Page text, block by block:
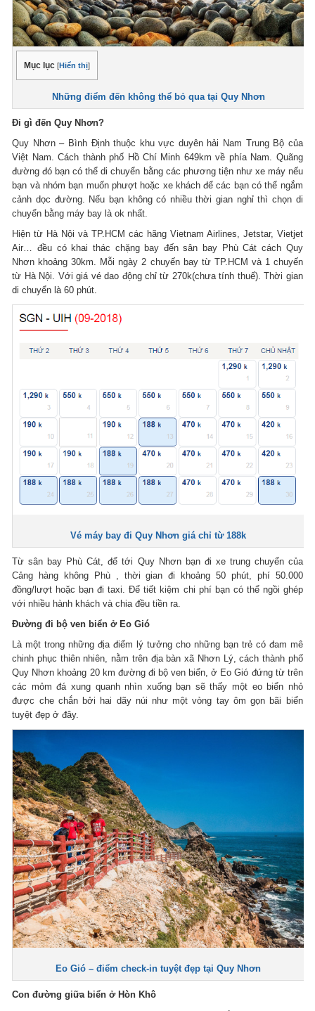
Mục lục [Hiển thị]
Những điểm đến không thể bỏ qua tại Quy Nhơn
Đi gì đến Quy Nhơn?
Quy Nhơn – Bình Định thuộc khu vực duyên hải Nam Trung Bộ của
Việt Nam. Cách thành phố Hồ Chí Minh 649km về phía Nam. Quãng
đường đó bạn có thể di chuyển bằng các phương tiện như xe máy nếu
bạn và nhóm bạn muốn phượt hoặc xe khách để các bạn có thể ngắm
cảnh dọc đường. Nếu bạn không có nhiều thời gian nghỉ thì chọn di
chuyển bằng máy bay là ok nhất.
Hiện từ Hà Nội và TP.HCM các hãng Vietnam Airlines, Jetstar, Vietjet
Air… đều có khai thác chặng bay đến sân bay Phù Cát cách Quy
Nhơn khoảng 30km. Mỗi ngày 2 chuyến bay từ TP.HCM và 1 chuyến
từ Hà Nội. Với giá vé dao động chỉ từ 270k(chưa tính thuế). Thời gian
di chuyển là 60 phút.
Vé máy bay đi Quy Nhơn giá chỉ từ 188k
Từ sân bay Phù Cát, để tới Quy Nhơn bạn đi xe trung chuyển của
Cảng hàng không Phù , thời gian đi khoảng 50 phút, phí 50.000
đồng/lượt hoặc bạn đi taxi. Để tiết kiệm chi phí bạn có thể ngồi ghép
với nhiều hành khách và chia đều tiền ra.
Đường đi bộ ven biển ở Eo Gió
Là một trong những địa điểm lý tưởng cho những bạn trẻ có đam mê
chinh phục thiên nhiên, nằm trên địa bàn xã Nhơn Lý, cách thành phố
Quy Nhơn khoảng 20 km đường đi bộ ven biển, ở Eo Gió đứng từ trên
các mỏm đá xung quanh nhìn xuống bạn sẽ thấy một eo biển nhỏ
được che chắn bởi hai dãy núi như một vòng tay ôm gọn bãi biển
tuyệt đẹp ở đây.
Eo Gió – điểm check-in tuyệt đẹp tại Quy Nhơn
Con đường giữa biển ở Hòn Khô